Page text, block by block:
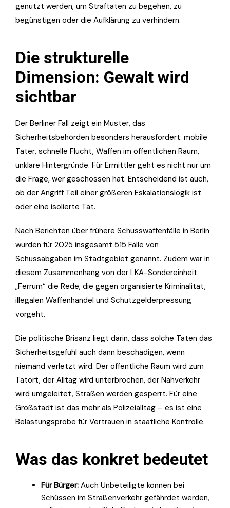
genutzt werden, um Straftaten zu begehen, zu
begünstigen oder die Aufklärung zu verhindern.
Die strukturelle
Dimension: Gewalt wird
sichtbar
Der Berliner Fall zeigt ein Muster, das
Sicherheitsbehörden besonders herausfordert: mobile
Täter, schnelle Flucht, Waffen im öffentlichen Raum,
unklare Hintergründe. Für Ermittler geht es nicht nur um
die Frage, wer geschossen hat. Entscheidend ist auch,
ob der Angriff Teil einer größeren Eskalationslogik ist
oder eine isolierte Tat.
Nach Berichten über frühere Schusswaffenfälle in Berlin
wurden für 2025 insgesamt 515 Fälle von
Schussabgaben im Stadtgebiet genannt. Zudem war in
diesem Zusammenhang von der LKA-Sondereinheit
„Ferrum“ die Rede, die gegen organisierte Kriminalität,
illegalen Waffenhandel und Schutzgelderpressung
vorgeht.
Die politische Brisanz liegt darin, dass solche Taten das
Sicherheitsgefühl auch dann beschädigen, wenn
niemand verletzt wird. Der öffentliche Raum wird zum
Tatort, der Alltag wird unterbrochen, der Nahverkehr
wird umgeleitet, Straßen werden gesperrt. Für eine
Großstadt ist das mehr als Polizeialltag – es ist eine
Belastungsprobe für Vertrauen in staatliche Kontrolle.
Was das konkret bedeutet
Für Bürger: Auch Unbeteiligte können bei
Schüssen im Straßenverkehr gefährdet werden,